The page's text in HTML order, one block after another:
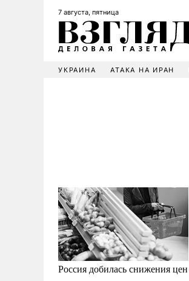
7 августа, пятница
УКРАИНА АТАКА НА ИРАН
Россия добилась снижения цен